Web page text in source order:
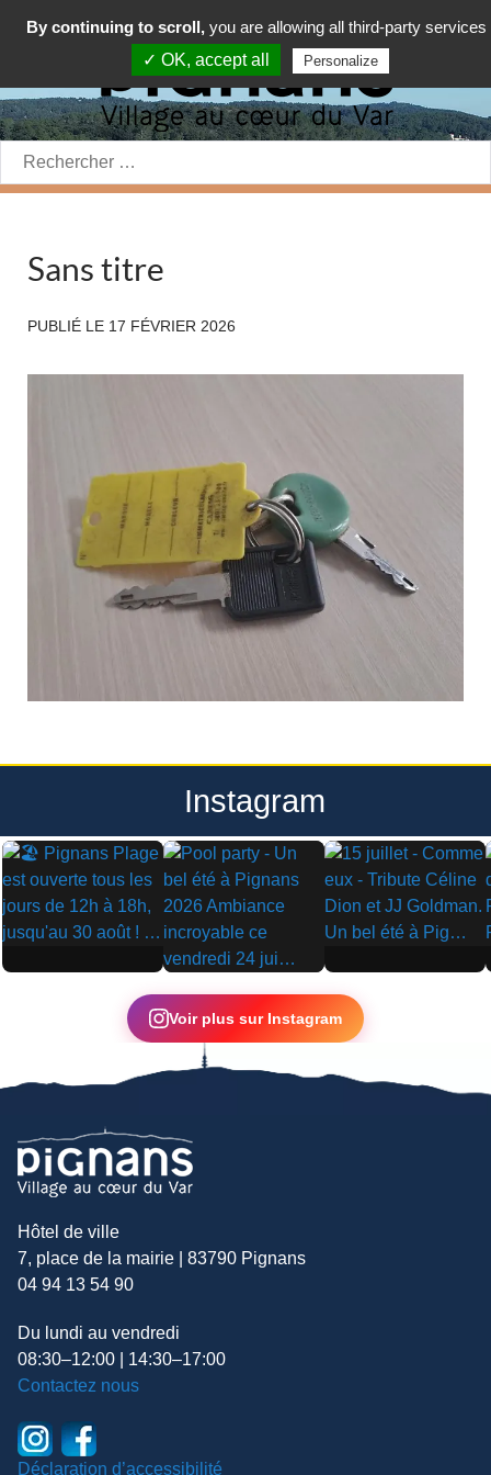
Rechercher:
Sans titre
PUBLIÉ LE 17 FÉVRIER 2026
Instagram
▶
▶
▶
Voir plus sur Instagram
Hôtel de ville
7, place de la mairie | 83790 Pignans
04 94 13 54 90
Du lundi au vendredi
08:30–12:00 | 14:30–17:00
Contactez nous
Déclaration d’accessibilité
By continuing to scroll, you are allowing all third-party services
✓ OK, accept all
Personalize